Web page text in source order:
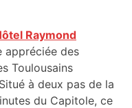
Raymond
appréciée des
Toulousains
à deux pas de la
du Capitole, ce